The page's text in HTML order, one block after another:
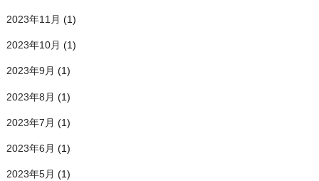
2023年11月 (1)
2023年10月 (1)
2023年9月 (1)
2023年8月 (1)
2023年7月 (1)
2023年6月 (1)
2023年5月 (1)